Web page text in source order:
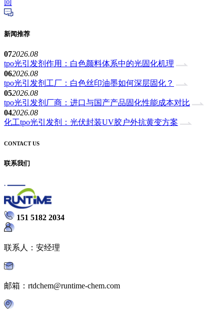
回
新闻推荐
072026.08
tpo光引发剂作用：白色颜料体系中的光固化机理
062026.08
tpo光引发剂工厂：白色丝印油墨如何深层固化？
052026.08
tpo光引发剂厂商：进口与国产产品固化性能成本对比
042026.08
化工tpo光引发剂：光伏封装UV胶户外抗黄变方案
CONTACT US
联系我们
151 5182 2034
联系人：安经理
邮箱：rtdchem@runtime-chem.com